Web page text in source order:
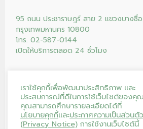
95 ถนน ประชาราษฎร์ สาย 2 แขวงบางซื่
กรุงเทพมหานคร 10800
โทร. 02-587-0144
เปิดให้บริการตลอด 24 ชั่วโมง
เราใช้คุกกี้เพื่อพัฒนาประสิทธิภาพ และ
ประสบการณ์ที่ดีในการใช้เว็บไซต์ของคุณ
คุณสามารถศึกษารายละเอียดได้ที่
นโยบายคุกกี้และประกาศความเป็นส่วนตัว
(Privacy Notice) การใช้งานเว็บไซต์นี้